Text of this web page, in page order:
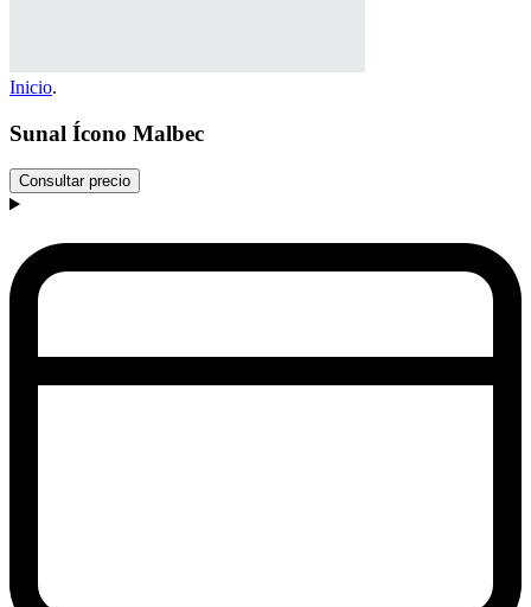
Inicio.
Sunal Ícono Malbec
Consultar precio